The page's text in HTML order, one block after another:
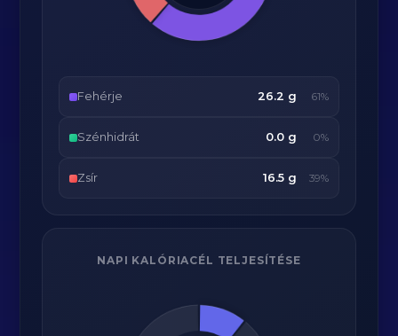
Fehérje 26.2 g 61%
Szénhidrát 0.0 g 0%
Zsír 16.5 g 39%
NAPI KALÓRIACÉL TELJESÍTÉSE